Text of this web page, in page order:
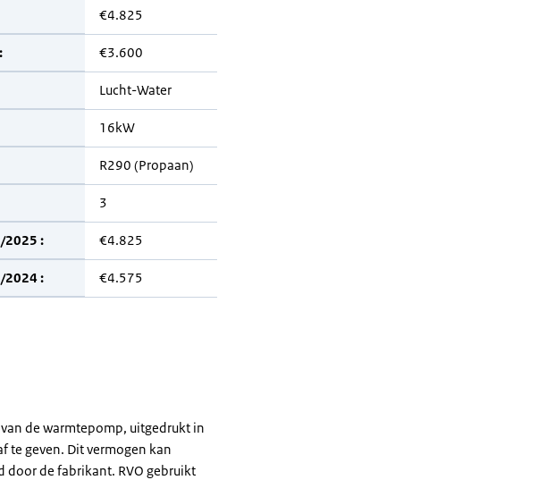
€4.825
€3.600
Lucht-Water
16kW
R290 (Propaan)
3
2025 : €4.825
2024 : €4.575
de warmtepomp, uitgedrukt in
te geven. Dit vermogen kan
de fabrikant. RVO gebruikt